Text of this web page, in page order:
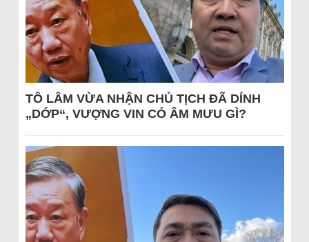
TÔ LÂM VỪA NHẬN CHỦ TỊCH ĐÃ DÍNH
„DỚP“, VƯỢNG VIN CÓ ÂM MƯU GÌ?